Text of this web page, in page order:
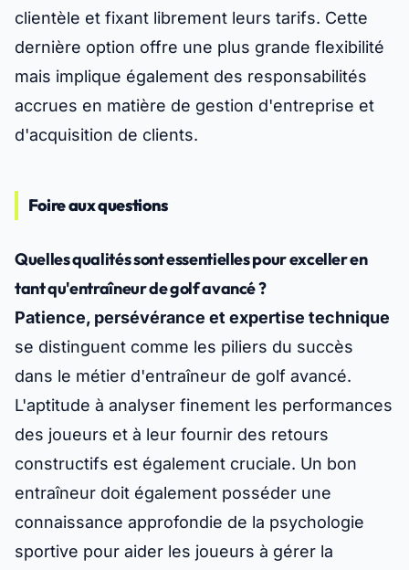
clientèle et fixant librement leurs tarifs. Cette
dernière option offre une plus grande flexibilité
mais implique également des responsabilités
accrues en matière de gestion d'entreprise et
d'acquisition de clients.
Foire aux questions
Quelles qualités sont essentielles pour exceller en
tant qu'entraîneur de golf avancé ?
Patience, persévérance et expertise technique
se distinguent comme les piliers du succès
dans le métier d'entraîneur de golf avancé.
L'aptitude à analyser finement les performances
des joueurs et à leur fournir des retours
constructifs est également cruciale. Un bon
entraîneur doit également posséder une
connaissance approfondie de la psychologie
sportive pour aider les joueurs à gérer la